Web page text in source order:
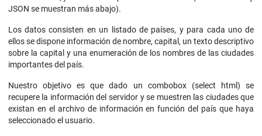
JSON se muestran más abajo).
Los datos consisten en un listado de países, y para cada uno de
ellos se dispone información de nombre, capital, un texto descriptivo
sobre la capital y una enumeración de los nombres de las ciudades
importantes del país.
Nuestro objetivo es que dado un combobox (select html) se
recupere la información del servidor y se muestren las ciudades que
existan en el archivo de información en función del país que haya
seleccionado el usuario.